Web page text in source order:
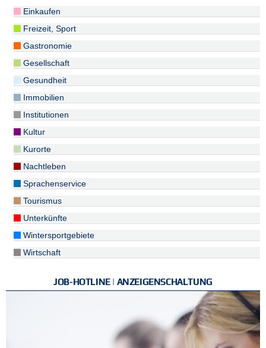
Einkaufen
Freizeit, Sport
Gastronomie
Gesellschaft
Gesundheit
Immobilien
Institutionen
Kultur
Kurorte
Nachtleben
Sprachenservice
Tourismus
Unterkünfte
Wintersportgebiete
Wirtschaft
JOB-HOTLINE | ANZEIGENSCHALTUNG